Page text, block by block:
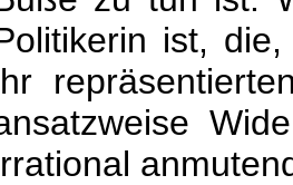
ist,